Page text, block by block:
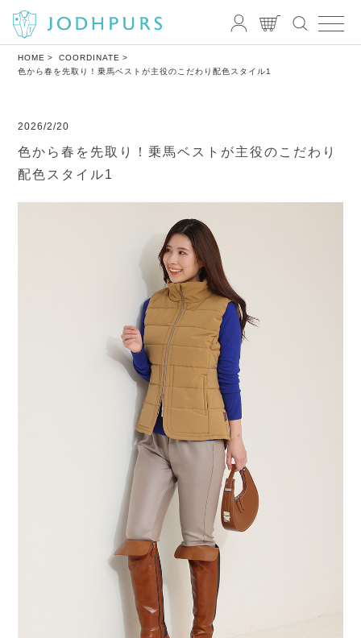
HOME
COORDINATE
色から春を先取り！乗馬ベストが主役のこだわり配色スタイル1
2026/2/20
色から春を先取り！乗馬ベストが主役のこだわり
配色スタイル1